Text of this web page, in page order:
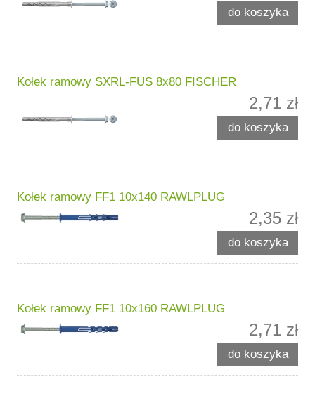
do koszyka
Kołek ramowy SXRL-FUS 8x80 FISCHER
2,71 zł
do koszyka
Kołek ramowy FF1 10x140 RAWLPLUG
2,35 zł
do koszyka
Kołek ramowy FF1 10x160 RAWLPLUG
2,71 zł
do koszyka